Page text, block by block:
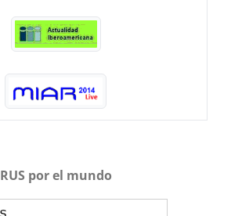
RUS por el mundo